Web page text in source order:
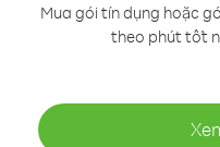
Mua gói tín dụng hoặc
theo phút tốt